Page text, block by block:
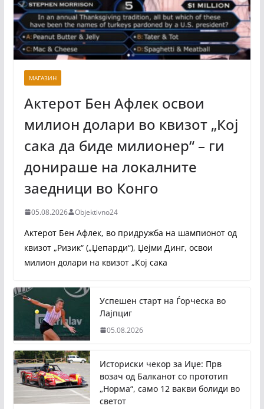
МАГАЗИН
Актерот Бен Афлек освои
милион долари во квизот „Кој
сака да биде милионер“ – ги
донираше на локалните
заедници во Конго
05.08.2026 Objektivno24
Актерот Бен Афлек, во придружба на шампионот од
квизот „Ризик“ („Џепарди“), Џејми Динг, освои
милион долари на квизот „Кој сака
Успешен старт на Ѓорческа во
Лајпциг
05.08.2026
Историски чекор за Иџе: Прв
возач од Балканот со прототип
„Норма“, само 12 вакви болиди во
светот